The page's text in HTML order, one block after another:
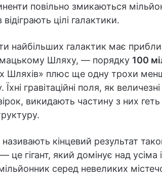
повільно змикаються
відіграють цілі галактики.
найбільших галактик має
Шляху, — порядку 100
Шляхів» плюс ще одну трохи
Їхні гравітаційні поля, як
викидають частину з них
кінцевий результат
— це гігант, який домінує над
серед невеликих